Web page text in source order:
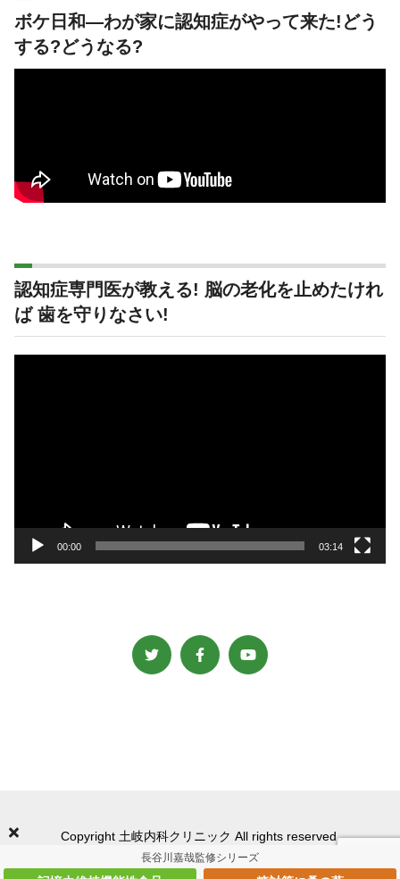
ボケ日和―わが家に認知症がやって来た!どう
する?どうなる?
認知症専門医が教える! 脳の老化を止めたけれ
ば 歯を守りなさい!
00:00 03:14
Copyright 土岐内科クリニック All rights reserved.
長谷川嘉哉監修シリーズ